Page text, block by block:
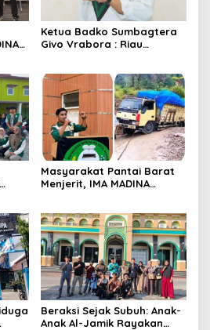
Ketua Badko Sumbagtera
Givo Vrabora : Riau
Kelola BUMD yang Bersih
dan Akuntabel
Masyarakat Pantai Barat
Menjerit, IMA MADINA
Lintas Batang Natal- Natal
Beraksi Sejak Subuh: Anak-
Anak Al-Jamik Rayakan